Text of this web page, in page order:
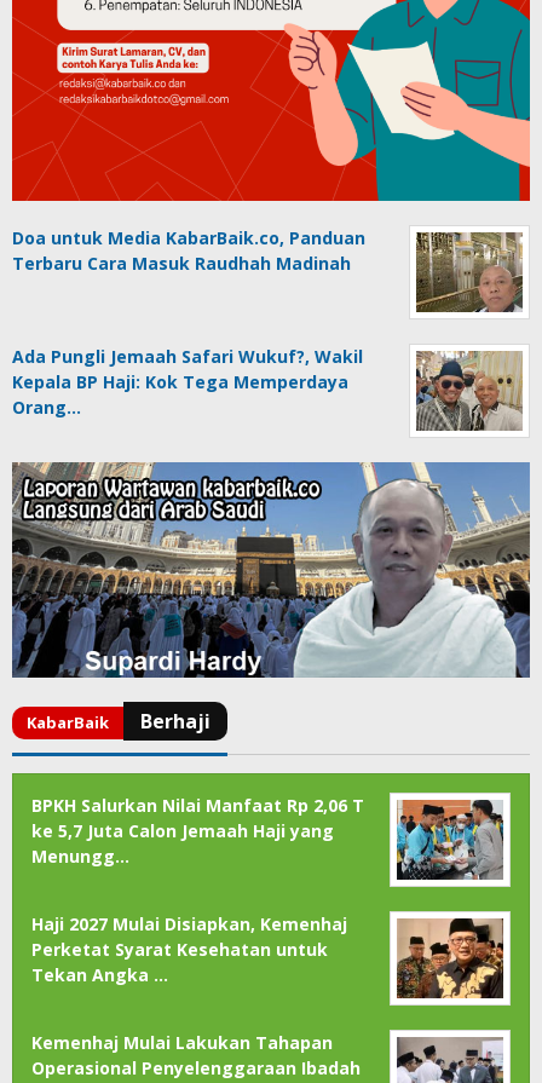
Doa untuk Media KabarBaik.co, Panduan
Terbaru Cara Masuk Raudhah Madinah
Ada Pungli Jemaah Safari Wukuf?, Wakil
Kepala BP Haji: Kok Tega Memperdaya
Orang…
BPKH Salurkan Nilai Manfaat Rp 2,06 T
ke 5,7 Juta Calon Jemaah Haji yang
Menungg…
Haji 2027 Mulai Disiapkan, Kemenhaj
Perketat Syarat Kesehatan untuk
Tekan Angka …
Kemenhaj Mulai Lakukan Tahapan
Operasional Penyelenggaraan Ibadah